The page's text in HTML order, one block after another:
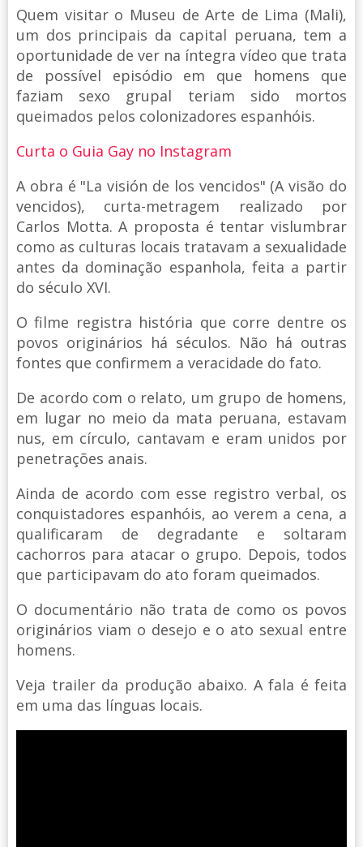
Quem visitar o Museu de Arte de Lima (Mali),
um dos principais da capital peruana, tem a
oportunidade de ver na íntegra vídeo que trata
de possível episódio em que homens que
faziam sexo grupal teriam sido mortos
queimados pelos colonizadores espanhóis.
Curta o Guia Gay no Instagram
A obra é "La visión de los vencidos" (A visão do
vencidos), curta-metragem realizado por
Carlos Motta. A proposta é tentar vislumbrar
como as culturas locais tratavam a sexualidade
antes da dominação espanhola, feita a partir
do século XVI.
O filme registra história que corre dentre os
povos originários há séculos. Não há outras
fontes que confirmem a veracidade do fato.
De acordo com o relato, um grupo de homens,
em lugar no meio da mata peruana, estavam
nus, em círculo, cantavam e eram unidos por
penetrações anais.
Ainda de acordo com esse registro verbal, os
conquistadores espanhóis, ao verem a cena, a
qualificaram de degradante e soltaram
cachorros para atacar o grupo. Depois, todos
que participavam do ato foram queimados.
O documentário não trata de como os povos
originários viam o desejo e o ato sexual entre
homens.
Veja trailer da produção abaixo. A fala é feita
em uma das línguas locais.